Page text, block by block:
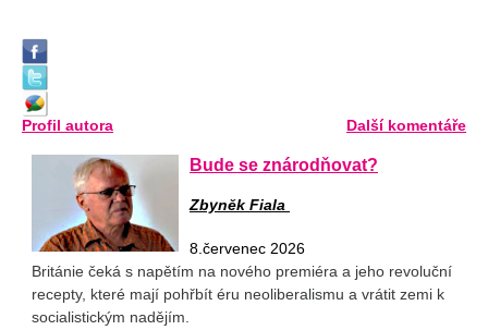
Profil autora Další komentáře
Bude se znárodňovat?
Zbyněk Fiala
8.červenec 2026
Británie čeká s napětím na nového premiéra a jeho revoluční
recepty, které mají pohřbít éru neoliberalismu a vrátit zemi k
socialistickým nadějím.